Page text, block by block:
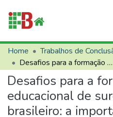
Communities & Collections
All of RIIFB
Manuals and Terms
Statistics
About RIIFB
Home
Desafios para a formação educacional de surdos no contexo brasileiro: a importância da inclusão de Libras no ensino regular
Desafios para a
educacional de
brasileiro: a